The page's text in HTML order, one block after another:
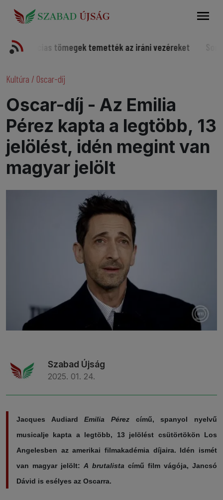
tömegek temették az iráni vezéreket Somorjai
Kultúra / Oscar-díj
Oscar-díj - Az Emilia
Pérez kapta a legtöbb, 13
jelölést, idén megint van
magyar jelölt
Szabad Újság
2025. 01. 24.
Jacques AudiardEmilia Pérez című, spanyol nyelvű
musicalje kapta a legtöbb, 13 jelölést csütörtökön Los
Angelesben az amerikai filmakadémia díjaira. Idén ismét
van magyar jelölt:A brutalistacímű film vágója, Jancsó
Dávid is esélyes az Oscarra.